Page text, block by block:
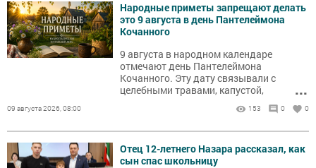
Народные приметы запрещают делать
это 9 августа в день Пантелеймона
Кочанного
9 августа в народном календаре
отмечают день Пантелеймона
Кочанного. Эту дату связывали с
целебными травами, капустой,
заготовками и осторожностью в
...
09 августа 2026, 08:00 153 0 0
Отец 12-летнего Назара рассказал, как
сын спас школьницу